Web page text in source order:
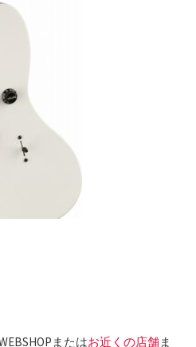
またはお近くの店舗ま